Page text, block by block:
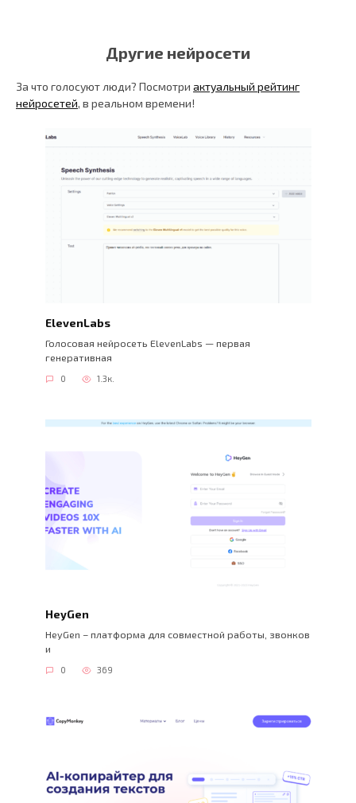
Другие нейросети
За что голосуют люди? Посмотри актуальный рейтинг
нейросетей, в реальном времени!
ElevenLabs
Голосовая нейросеть ElevenLabs — первая
генеративная
0 1.3к.
HeyGen
HeyGen – платформа для совместной работы, звонков
и
0 369